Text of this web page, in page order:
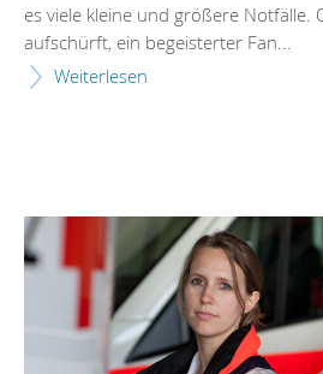
es viele kleine und größere Notfälle.
aufschürft, ein begeisterter Fan...
Weiterlesen